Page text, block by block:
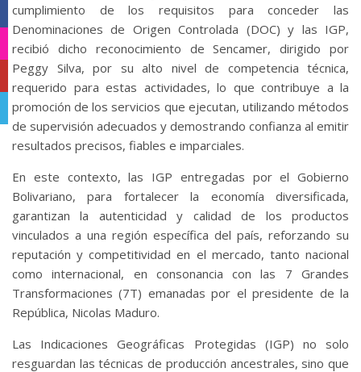
cumplimiento de los requisitos para conceder las
Denominaciones de Origen Controlada (DOC) y las IGP,
recibió dicho reconocimiento de Sencamer, dirigido por
Peggy Silva, por su alto nivel de competencia técnica,
requerido para estas actividades, lo que contribuye a la
promoción de los servicios que ejecutan, utilizando métodos
de supervisión adecuados y demostrando confianza al emitir
resultados precisos, fiables e imparciales.
En este contexto, las IGP entregadas por el Gobierno
Bolivariano, para fortalecer la economía diversificada,
garantizan la autenticidad y calidad de los productos
vinculados a una región específica del país, reforzando su
reputación y competitividad en el mercado, tanto nacional
como internacional, en consonancia con las 7 Grandes
Transformaciones (7T) emanadas por el presidente de la
República, Nicolas Maduro.
Las Indicaciones Geográficas Protegidas (IGP) no solo
resguardan las técnicas de producción ancestrales, sino que
Facebook
Instagram
YouTube
Telegram